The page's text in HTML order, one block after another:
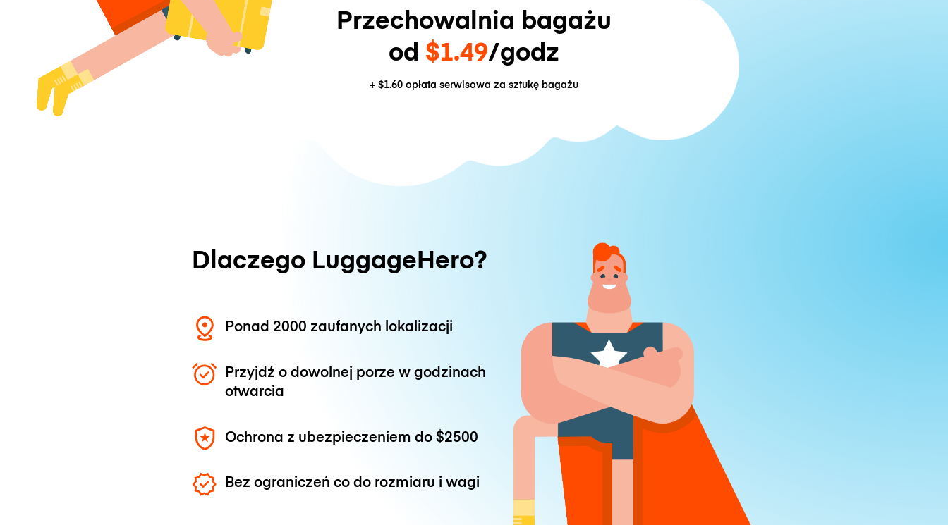
Przechowalnia bagażu
od $1.49/godz
+ $1.60 opłata serwisowa za sztukę bagażu
Dlaczego LuggageHero?
Ponad 2000 zaufanych lokalizacji
Przyjdź o dowolnej porze w godzinach
otwarcia
Ochrona z ubezpieczeniem do$2500
Bez ograniczeń co do rozmiaru i wagi